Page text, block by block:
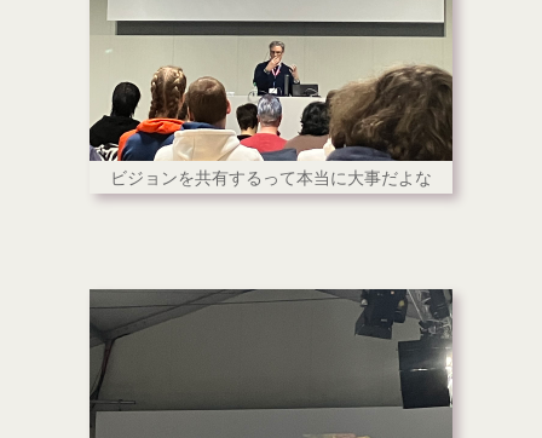
ビジョンを共有するって本当に大事だよな